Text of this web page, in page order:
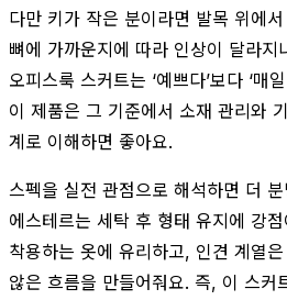
다만 키가 작은 분이라면 발목 위에
뼈에 가까운지에 따라 인상이 달라지
오피스룩 스커트는 ‘예쁘다’보다 ‘매
이 제품은 그 기준에서 소재 관리와
계로 이해하면 좋아요.
스펙을 실전 관점으로 해석하면 더
에스테르는 세탁 후 형태 유지에 강
착용하는 옷에 유리하고, 인견 계열
않은 흐름을 만들어줘요. 즉, 이 스커